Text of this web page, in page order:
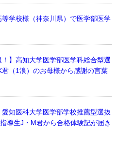
学校様（神奈川県）で医学部医学
！】高知大学医学部医学科総合型選
（1浪）のお母様から感謝の言葉
愛知医科大学医学部学校推薦型選抜
導生J・M君から合格体験記が届き